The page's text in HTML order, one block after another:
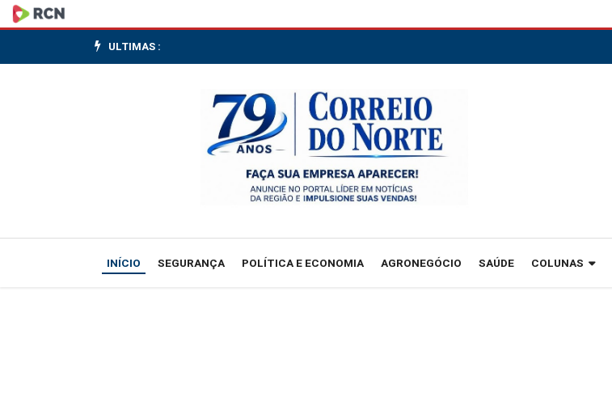
Vendas
no
0,5%
ULTIMAS :
INÍCIO SEGURANÇA POLÍTICA E ECONOMIA AGRONEGÓCIO SAÚDE COLUNAS